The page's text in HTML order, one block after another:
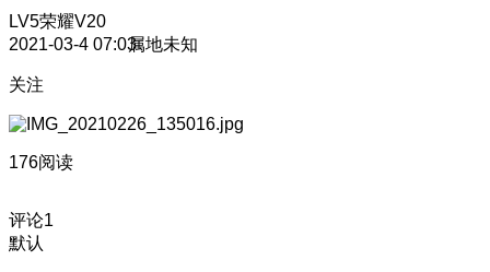
LV5荣耀V20
2021-03-4 07:03属地未知
关注
176阅读
评论1
默认